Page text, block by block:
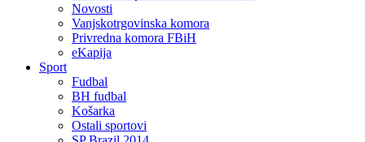
Novosti
Vanjskotrgovinska komora
Privredna komora FBiH
eKapija
Sport
Fudbal
BH fudbal
Košarka
Ostali sportovi